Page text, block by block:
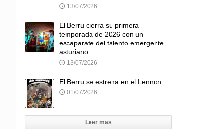
🕔 13/07/2026
El Berru cierra su primera
temporada de 2026 con un
escaparate del talento emergente
asturiano
🕔 13/07/2026
El Berru se estrena en el Lennon
🕔 01/07/2026
Leer mas